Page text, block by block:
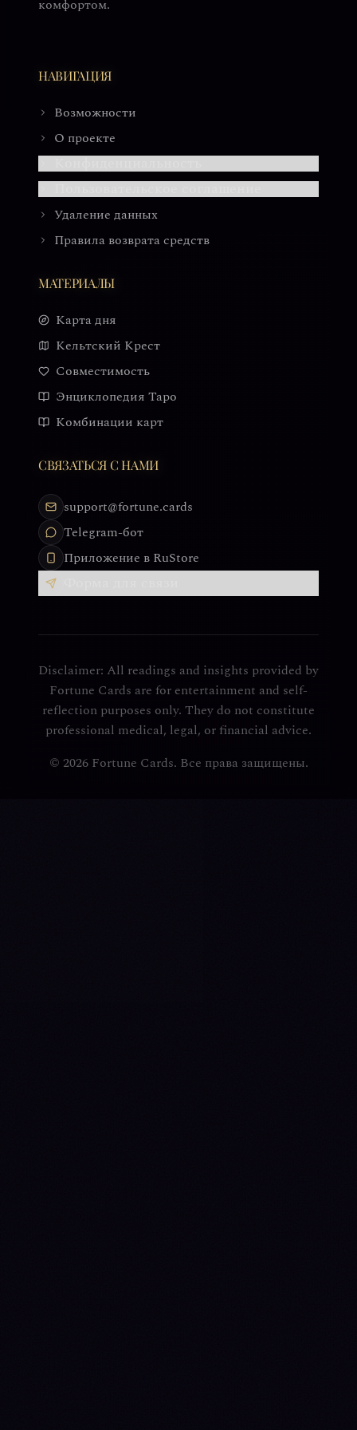
комфортом.
НАВИГАЦИЯ
Возможности
О проекте
Удаление данных
Правила возврата средств
МАТЕРИАЛЫ
Карта дня
Кельтский Крест
Совместимость
Энциклопедия Таро
Комбинации карт
СВЯЗАТЬСЯ С НАМИ
support@fortune.cards
Telegram-бот
Приложение в RuStore
Disclaimer: All readings and insights provided by
Fortune Cards are for entertainment and self-
reflection purposes only. They do not constitute
professional medical, legal, or financial advice.
© 2026 Fortune Cards. Все права защищены.